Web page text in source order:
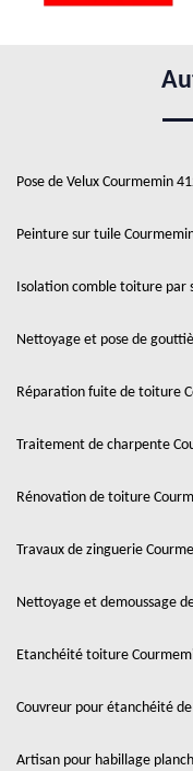
Pose de Velux Courmemin
Peinture sur tuile
Isolation comble toiture par
Nettoyage et pose de
Réparation fuite de toiture
Traitement de charpente
Rénovation de toiture
Travaux de zinguerie
Nettoyage et demoussage
Etanchéité toiture
Couvreur pour étanchéité
Artisan pour habillage